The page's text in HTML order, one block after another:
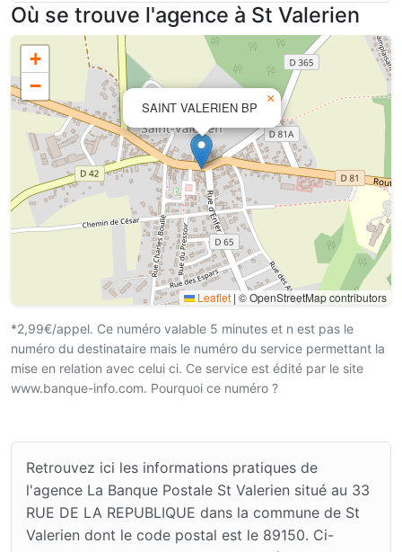
Où se trouve l'agence à St Valerien
SAINT VALERIEN BP
×
+
−
Leaflet | © OpenStreetMap contributors
*2,99€/appel. Ce numéro valable 5 minutes et n est pas le
numéro du destinataire mais le numéro du service permettant la
mise en relation avec celui ci. Ce service est édité par le site
www.banque-info.com. Pourquoi ce numéro ?
Retrouvez ici les informations pratiques de
l'agence La Banque Postale St Valerien situé au 33
RUE DE LA REPUBLIQUE dans la commune de St
Valerien dont le code postal est le 89150. Ci-